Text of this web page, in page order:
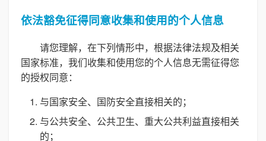
依法豁免征得同意收集和使用的个人信息
请您理解，在下列情形中，根据法律法规及相关
国家标准，我们收集和使用您的个人信息无需征得您
的授权同意：
与国家安全、国防安全直接相关的；
与公共安全、公共卫生、重大公共利益直接相关
的；